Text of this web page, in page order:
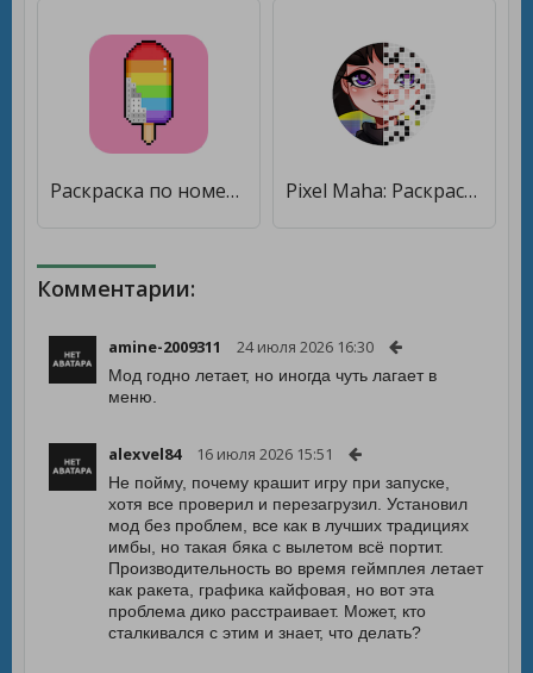
Раскраска по номерам Pixel Art [Мод меню] Pixel Maha: Раскраска по номерам от Машка Убивашка [Бесплатные покупки]
Комментарии:
amine-2009311 24 июля 2026 16:30
Мод годно летает, но иногда чуть лагает в
меню.
alexvel84 16 июля 2026 15:51
Не пойму, почему крашит игру при запуске,
хотя все проверил и перезагрузил. Установил
мод без проблем, все как в лучших традициях
имбы, но такая бяка с вылетом всё портит.
Производительность во время геймплея летает
как ракета, графика кайфовая, но вот эта
проблема дико расстраивает. Может, кто
сталкивался с этим и знает, что делать?